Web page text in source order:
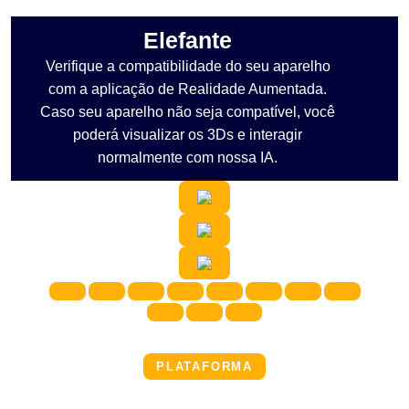
Elefante
Verifique a compatibilidade do seu aparelho
com a aplicação de Realidade Aumentada.
Caso seu aparelho não seja compatível, você
poderá visualizar os 3Ds e interagir
normalmente com nossa IA.
PLATAFORMA